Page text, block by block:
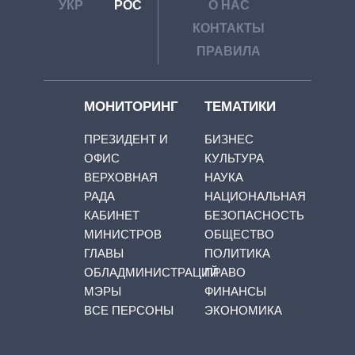
УКР РОС
О НАС
КОНТАКТЫ
ПРАВИЛА
МОНИТОРИНГ
ПРЕЗИДЕНТ И
ОФИС
ВЕРХОВНАЯ
РАДА
КАБИНЕТ
МИНИСТРОВ
ГЛАВЫ
ОБЛАДМИНИСТРАЦИЙ
МЭРЫ
ВСЕ ПЕРСОНЫ
ТЕМАТИКИ
БИЗНЕС
КУЛЬТУРА
НАУКА
НАЦИОНАЛЬНАЯ
БЕЗОПАСНОСТЬ
ОБЩЕСТВО
ПОЛИТИКА
ПРАВО
ФИНАНСЫ
ЭКОНОМИКА